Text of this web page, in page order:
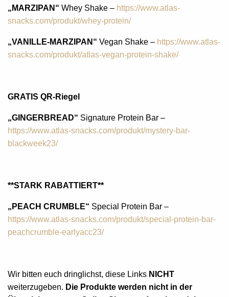
„MARZIPAN“ Whey Shake – https://www.atlas-
snacks.com/produkt/whey-protein/
„VANILLE-MARZIPAN“ Vegan Shake – https://www.atlas-
snacks.com/produkt/atlas-vegan-protein-shake/
GRATIS QR-Riegel
„GINGERBREAD“ Signature Protein Bar –
https://www.atlas-snacks.com/produkt/mystery-bar-
blackweek23/
**STARK RABATTIERT**
„PEACH CRUMBLE“ Special Protein Bar –
https://www.atlas-snacks.com/produkt/special-protein-bar-
peachcrumble-earlyacc23/
Wir bitten euch dringlichst, diese Links NICHT
weiterzugeben. Die Produkte werden nicht in der